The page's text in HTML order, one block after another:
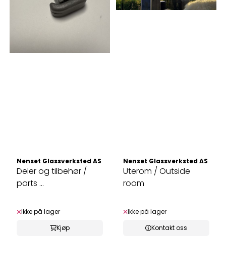
Nenset Glassverksted AS
Deler og tilbehør /
parts ...
Ikke på lager
Kjøp
Nenset Glassverksted AS
Uterom / Outside
room
Ikke på lager
Kontakt oss